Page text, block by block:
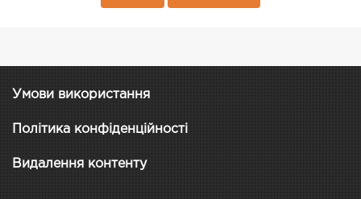
Умови використання
Політика конфіденційності
Видалення контенту